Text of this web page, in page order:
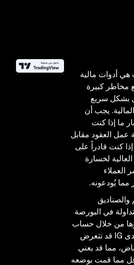
هي أدوات مالية
مخاطر كبيرة
بشكل سريع
يجب أن
ما إذا كنت
عمل العقود مقابل
كنت قادراً على
العالية لخسارة
العملاء
مما يُودعونه.
والصناديق
في البورصة
من خلال حساب
تداوُل الأسهم لدى IG قد تتعرض
مما قد يعني
مما قمت بوضعه